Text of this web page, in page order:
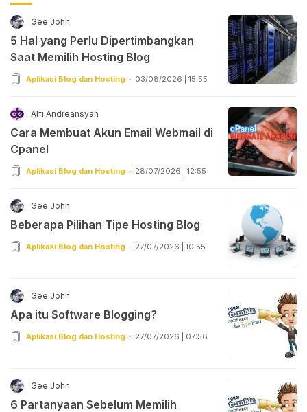
Gee John
5 Hal yang Perlu Dipertimbangkan
Saat Memilih Hosting Blog
Aplikasi Blog dan Hosting 03/08/2026 | 15:55
Alfi Andreansyah
Cara Membuat Akun Email Webmail di
Cpanel
Aplikasi Blog dan Hosting 28/07/2026 | 12:55
Gee John
Beberapa Pilihan Tipe Hosting Blog
Aplikasi Blog dan Hosting 27/07/2026 | 10:55
Gee John
Apa itu Software Blogging?
Aplikasi Blog dan Hosting 27/07/2026 | 07:56
Gee John
6 Partanyaan Sebelum Memilih